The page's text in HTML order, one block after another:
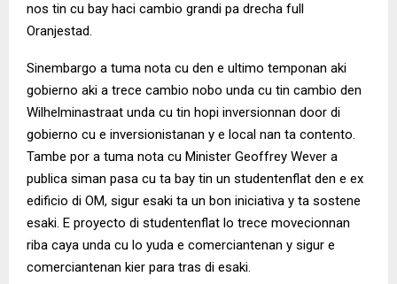
nos tin cu bay haci cambio grandi pa drecha full
Oranjestad.
Sinembargo a tuma nota cu den e ultimo temponan aki
gobierno aki a trece cambio nobo unda cu tin cambio den
Wilhelminastraat unda cu tin hopi inversionnan door di
gobierno cu e inversionistanan y e local nan ta contento.
Tambe por a tuma nota cu Minister Geoffrey Wever a
publica siman pasa cu ta bay tin un studentenflat den e ex
edificio di OM, sigur esaki ta un bon iniciativa y ta sostene
esaki. E proyecto di studentenflat lo trece movecionnan
riba caya unda cu lo yuda e comerciantenan y sigur e
comerciantenan kier para tras di esaki.